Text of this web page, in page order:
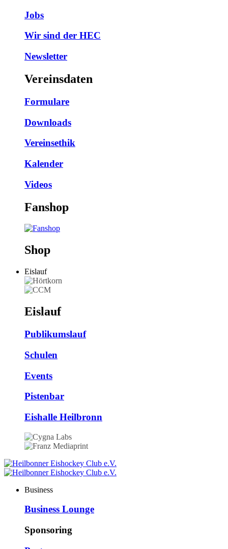
Jobs
Wir sind der HEC
Newsletter
Vereinsdaten
Formulare
Downloads
Vereinsethik
Kalender
Videos
Fanshop
Shop
Eislauf
Eislauf
Publikumslauf
Schulen
Events
Pistenbar
Eishalle Heilbronn
Business
Business Lounge
Sponsoring